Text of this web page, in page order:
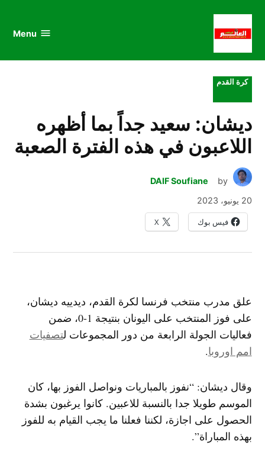
Menu
POSTED
كرة القدم
ديشان: سعيد جداً بما أظهره
اللاعبون في هذه الفترة الصعبة
by
DAIF Soufiane
20 يونيو، 2023
فيس بوك X
علق مدرب منتخب ​فرنسا​ لكرة القدم، ديدييه ديشان،
على فوز المنتخب على اليونان بنتيجة 1-0، ضمن
فعاليات الجولة الرابعة من دور المجموعات ل​​تصفيات
امم اوروبا​.
وقال ديشان: “نفوز بالمباريات ونواصل الفوز بها، كان
الموسم طويلا جدا بالنسبة للاعبين. كانوا يرغبون بشدة
الحصول على اجازة، لكننا فعلنا ما يجب القيام به للفوز
بهذه المباراة”.